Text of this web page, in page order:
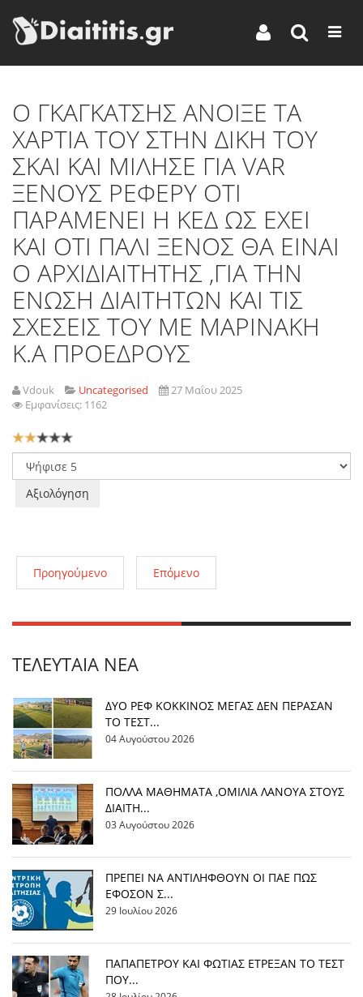
O ΓΚΑΓΚΑΤΣΗΣ ΑΝΟΙΞΕ ΤΑ
ΧΑΡΤΙΑ ΤΟΥ ΣΤΗΝ ΔΙΚΗ ΤΟΥ
ΣΚΑΙ ΚΑΙ ΜΙΛΗΣΕ ΓΙΑ VAR
ΞΕΝΟΥΣ ΡΕΦΕΡΥ ΟΤΙ
ΠΑΡΑΜΕΝΕΙ Η ΚΕΔ ΩΣ ΕΧΕΙ
ΚΑΙ ΟΤΙ ΠΑΛΙ ΞΕΝΟΣ ΘΑ ΕΙΝΑΙ
Ο ΑΡΧΙΔΙΑΙΤΗΤΗΣ ,ΓΙΑ ΤΗΝ
ΕΝΩΣΗ ΔΙΑΙΤΗΤΩΝ ΚΑΙ ΤΙΣ
ΣΧΕΣΕΙΣ ΤΟΥ ΜΕ ΜΑΡΙΝΑΚΗ
Κ.Α ΠΡΟΕΔΡΟΥΣ
Vdouk Uncategorised
27 Μαΐου 2025
Εμφανίσεις: 1162
Αξιολόγηση
Χρήστη:2/5
Παρακαλώ
αξιολογήστε
Προηγούμενο Επόμενο
ΤΕΛΕΥΤΑΊΑ ΝΈΑ
ΔΥΟ ΡΕΦ ΚΟΚΚΙΝΟΣ ΜΕΓΑΣ ΔΕΝ ΠΕΡΑΣΑΝ
ΤΟ ΤΕΣΤ...
04 Αυγούστου 2026
ΠΟΛΛΑ ΜΑΘΗΜΑΤΑ ,ΟΜΙΛΙΑ ΛΑΝΟΥΑ ΣΤΟΥΣ
ΔΙΑΙΤΗ...
03 Αυγούστου 2026
ΠΡΕΠΕΙ ΝΑ ΑΝΤΙΛΗΦΘΟΥΝ ΟΙ ΠΑΕ ΠΩΣ
ΕΦΟΣΟΝ Σ...
29 Ιουλίου 2026
ΠΑΠΑΠΕΤΡΟΥ ΚΑΙ ΦΩΤΙΑΣ ΕΤΡΕΞΑΝ ΤΟ ΤΕΣΤ
ΠΟΥ...